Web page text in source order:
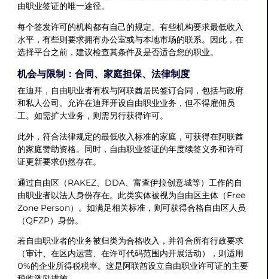
由职业签证的唯一途径。
每个签发许可的机构都有自己的规定。有些机构要求最低收入
水平，有些则要求拥有办公室或与本地市场的联系。因此，在
选择平台之前，建议检查其条件及是否适合您的职业。
机会与限制：合同、家庭担保、法律制度
在迪拜，自由职业者有权与阿联酋居民签订合同，包括与政府
和私人公司。允许在迪拜开设自由职业业务，但不得雇佣员
工。如需扩大业务，则需另行获得许可。
此外，符合法律规定的最低收入标准的家庭，可获得在阿联酋
的家庭赞助资格。同时，自由职业签证的年度续签义务和许可
证更新要求仍然存在。
通过自由区（RAKEZ、DDA、富查伊拉创意城等）工作的自
由职业者以法人身份存在。此类实体被视为自由区主体（Free
Zone Person）。如满足相关标准，则可获得合格自由区人员
（QFZP）身份。
若自由职业者的业务被归类为合格收入，并符合所有行政要求
（审计、在区内运营、在许可代码范围内开展活动），则适用
0%的企业所得税税率。这是阿联酋设立自由职业许可证的主要